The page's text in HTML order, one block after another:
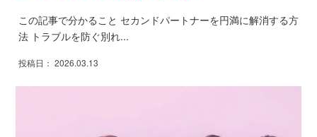
この記事で分かること セカンドパートナーを円満に解消する方
法 トラブルを防ぐ別れ...
投稿日： 2026.03.13